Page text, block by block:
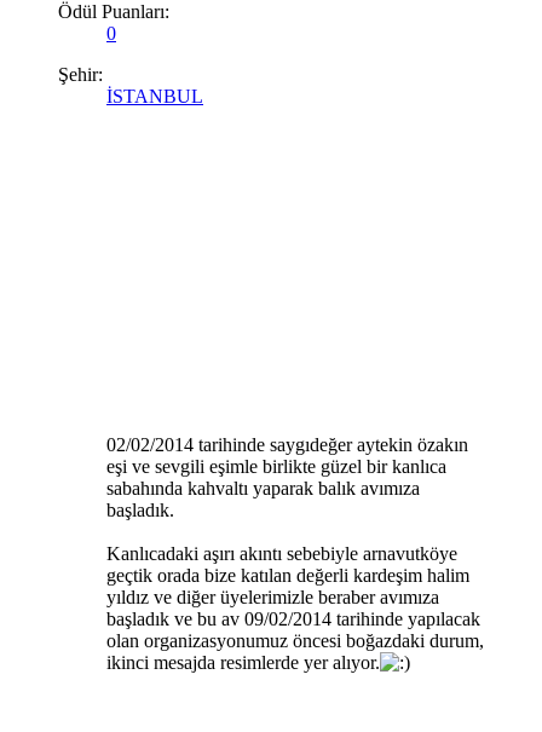
Ödül Puanları:
0
Şehir:
İSTANBUL
02/02/2014 tarihinde saygıdeğer aytekin özakın
eşi ve sevgili eşimle birlikte güzel bir kanlıca
sabahında kahvaltı yaparak balık avımıza
başladık.
Kanlıcadaki aşırı akıntı sebebiyle arnavutköye
geçtik orada bize katılan değerli kardeşim halim
yıldız ve diğer üyelerimizle beraber avımıza
başladık ve bu av 09/02/2014 tarihinde yapılacak
olan organizasyonumuz öncesi boğazdaki durum,
ikinci mesajda resimlerde yer alıyor.